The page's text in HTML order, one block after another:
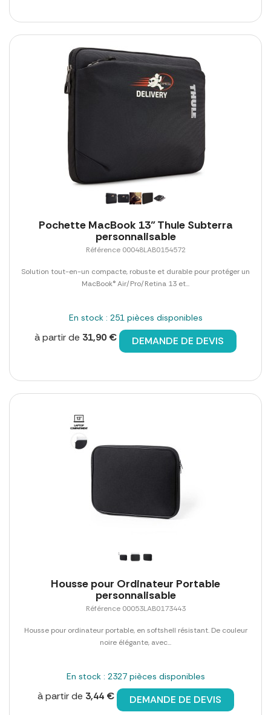
Pochette MacBook 13" Thule Subterra
personnalisable
Référence 00048LAB0154572
Solution tout-en-un compacte, robuste et durable pour protéger un
MacBook® Air/Pro/Retina 13 et...
En stock : 251 pièces disponibles
à partir de 31,90 € DEMANDE DE DEVIS
Housse pour Ordinateur Portable
personnalisable
Référence 00053LAB0173443
Housse pour ordinateur portable, en softshell résistant. De couleur
noire élégante, avec...
En stock : 2327 pièces disponibles
à partir de 3,44 € DEMANDE DE DEVIS